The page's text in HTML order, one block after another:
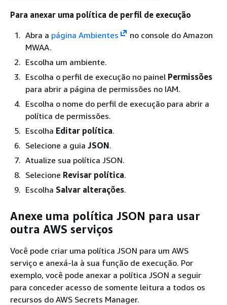
Para anexar uma política de perfil de execução
Abra a página Ambientes
no console do Amazon
MWAA.
Escolha um ambiente.
Escolha o perfil de execução no painel Permissões
para abrir a página de permissões no IAM.
Escolha o nome do perfil de execução para abrir a
política de permissões.
Escolha Editar política.
Selecione a guia JSON.
Atualize sua política JSON.
Selecione Revisar política.
Escolha Salvar alterações.
Anexe uma política JSON para usar
outra AWS serviços
Você pode criar uma política JSON para um AWS
serviço e anexá-la à sua função de execução. Por
exemplo, você pode anexar a política JSON a seguir
para conceder acesso de somente leitura a todos os
recursos do AWS Secrets Manager.